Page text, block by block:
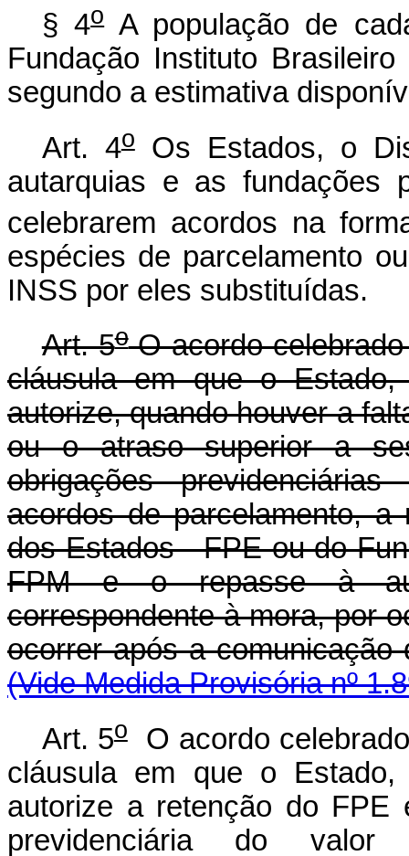
§ 4oA população de
Fundação Instituto
segundo a estimativa
Art. 4oOs Estados, o
autarquias e as fundações
celebrarem acordos na
espécies de parcelamento
INSS por eles substituídas.
Art. 5oO acordo
cláusula em que o
autorize, quando houver a
ou o atraso superior a
obrigações
acordos de parcelamento, a
dos Estados - FPE ou do
FPM e o repasse à
correspondente à mora, por
ocorrer após a
(Vide Medida Provisória nº
Art. 5oO acordo
cláusula em que o
autorize a retenção do
previdenciária do valor